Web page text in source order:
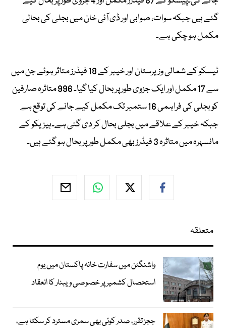
گئے ہیں جبکہ سوات، صوابی اور ڈی آئی خان میں بجلی کی بحالی
مکمل ہو چکی ہے۔
ٹیسکو کے شمالی وزیرستان اور خیبر کے 18 فیڈرز متاثر ہوئے جن میں
سے 17 مکمل اور ایک جزوی طور پر بحال کیا گیا۔ 996 متاثرہ صارفین
کو بجلی کی فراہمی 16 ستمبر تک مکمل کیے جانے کی توقع ہے
جبکہ خیبر کے علاقے میں بجلی بحال کر دی گئی ہے۔ہیزیکو کے
مانسہرہ میں متاثرہ 3 فیڈرز بھی مکمل طور پر بحال ہو گئے ہیں۔
متعلقہ
واشنگٹن میں سفارت خانہ پاکستان میں یوم
استحصال کشمیر پر خصوصی ویبنار کا انعقاد
ججز تقرر، صدر کوئی بھی سمری مسترد کر سکتا ہے،